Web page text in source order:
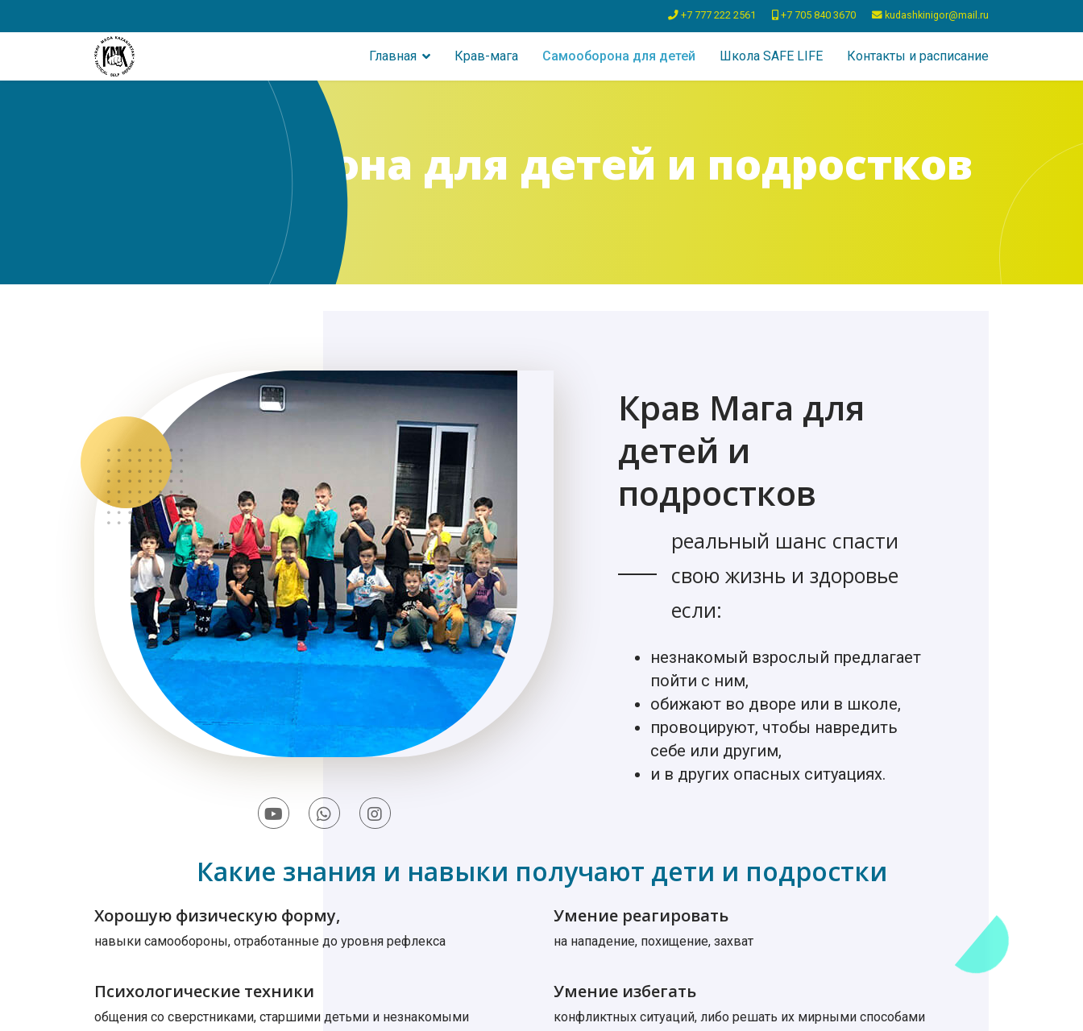
+7 777 222 2561 +7 705 840 3670 kudashkinigor@mail.ru
Главная Крав-мага Самооборона для детей Школа SAFE LIFE Контакты и расписание
Самооборона для детей и подростков
Крав Мага для
детей и
подростков
реальный шанс спасти
свою жизнь и здоровье
если:
незнакомый взрослый предлагает
пойти с ним,
обижают во дворе или в школе,
провоцируют, чтобы навредить
себе или другим,
и в других опасных ситуациях.
Какие знания и навыки получают дети и подростки
Хорошую физическую форму,
навыки самообороны, отработанные до уровня рефлекса
Умение реагировать
на нападение, похищение, захват
Психологические техники
общения со сверстниками, старшими детьми и незнакомыми
Умение избегать
конфликтных ситуаций, либо решать их мирными способами